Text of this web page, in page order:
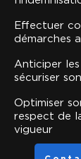
Effectuer
démarches
Anticiper
sécuriser
Optimiser
respect de
vigueur